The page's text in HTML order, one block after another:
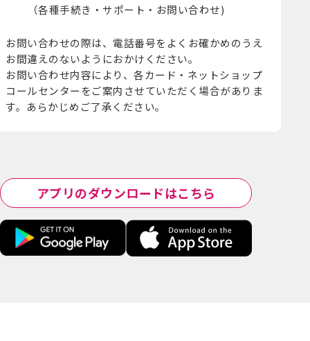
（各種手続き・サポート・お問い合わせ)
お問い合わせの際は、電話番号をよくお確かめのうえ
お間違えのないようにおかけください。
お問い合わせ内容により、各カード・ネットショップ
コールセンターをご案内させていただく場合がありま
す。あらかじめご了承ください。
アプリのダウンロードはこちら